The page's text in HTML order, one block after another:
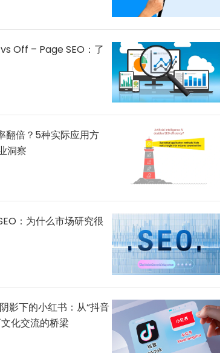
Off – Page SEO：了
翻倍？5种实际应用方
洞察
：为什么市场研究很
影下的小红书：从“抖音
化交流的桥梁